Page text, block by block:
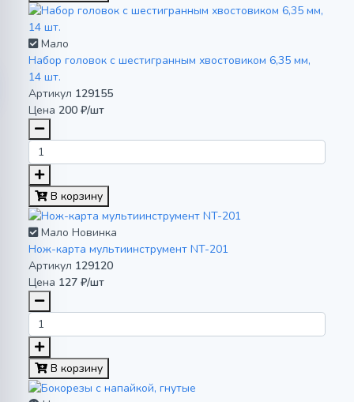
Мало
Набор головок с шестигранным хвостовиком 6,35 мм,
14 шт.
Артикул 129155
Цена 200 ₽/шт
В корзину
Мало Новинка
Нож-карта мультиинструмент NT-201
Артикул 129120
Цена 127 ₽/шт
В корзину